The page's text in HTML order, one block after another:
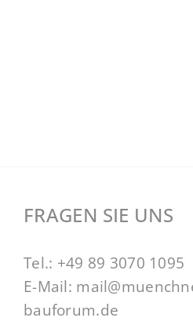
FRAGEN SIE UNS
Tel.: +49 89 3070 1095
E-Mail:
bauforum.de